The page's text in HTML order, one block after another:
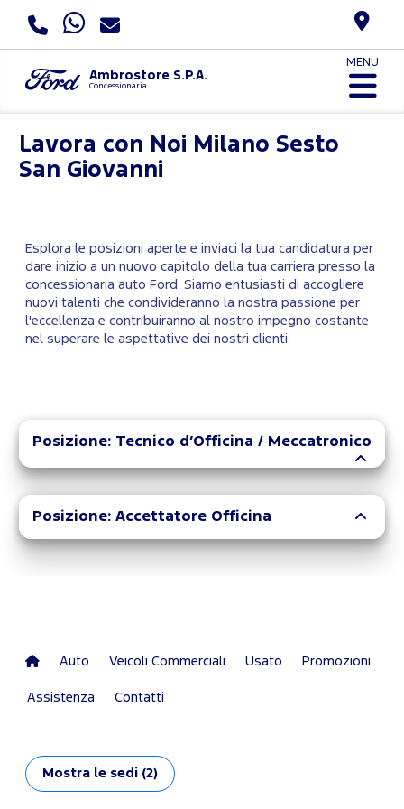
Ambrostore S.P.A.
Concessionaria
MENU
Lavora con Noi Milano Sesto
San Giovanni
Esplora le posizioni aperte e inviaci la tua candidatura per
dare inizio a un nuovo capitolo della tua carriera presso la
concessionaria auto Ford. Siamo entusiasti di accogliere
nuovi talenti che condivideranno la nostra passione per
l'eccellenza e contribuiranno al nostro impegno costante
nel superare le aspettative dei nostri clienti.
Posizione: Tecnico d’Officina / Meccatronico
Posizione: Accettatore Officina
Auto Veicoli Commerciali Usato Promozioni
Assistenza Contatti
Mostra le sedi (2)